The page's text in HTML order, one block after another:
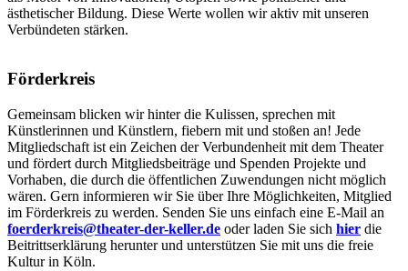
ästhetischer Bildung. Diese Werte wollen wir aktiv mit unseren
Verbündeten stärken.
Förderkreis
Gemeinsam blicken wir hinter die Kulissen, sprechen mit
Künstlerinnen und Künstlern, fiebern mit und stoßen an! Jede
Mitgliedschaft ist ein Zeichen der Verbundenheit mit dem Theater
und fördert durch Mitgliedsbeiträge und Spenden Projekte und
Vorhaben, die durch die öffentlichen Zuwendungen nicht möglich
wären. Gern informieren wir Sie über Ihre Möglichkeiten, Mitglied
im Förderkreis zu werden. Senden Sie uns einfach eine E-Mail an
foerderkreis@theater-der-keller.de oder laden Sie sich hier die
Beitrittserklärung herunter und unterstützen Sie mit uns die freie
Kultur in Köln.